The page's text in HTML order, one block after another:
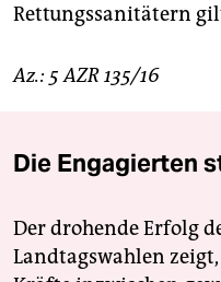
Rettungssanitätern
Az.: 5 AZR 135/16
Die Engagierten
Der drohende Erfolg
Landtagswahlen